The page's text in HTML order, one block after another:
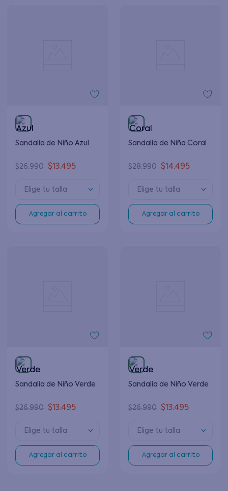
Sandalia de Niño Azul
$26.990 $13.495
Elige tu talla
Agregar al carrito
Sandalia de Niña Coral
$28.990 $14.495
Elige tu talla
Agregar al carrito
Sandalia de Niño Verde
$26.990 $13.495
Elige tu talla
Agregar al carrito
Sandalia de Niño Verde
$26.990 $13.495
Elige tu talla
Agregar al carrito